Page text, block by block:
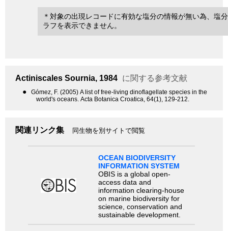
＊対象の出現レコードに有効な塩分の情報が無い為、塩
ラフを表示できません。
Actiniscales Sournia, 1984 に関する参考文献
●
Gómez, F. (2005) A list of free-living dinoflagellate species in the
world's oceans. Acta Botanica Croatica, 64(1), 129-212.
関連リンク集 同生物を別サイトで閲覧
OCEAN BIODIVERSITY
INFORMATION SYSTEM
OBIS is a global open-
access data and
information clearing-house
on marine biodiversity for
science, conservation and
sustainable development.